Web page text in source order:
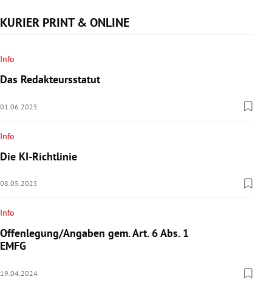
Untermenü
Untermenü
KURIER PRINT & ONLINE
Info
Das Redakteursstatut
01.06.2025
Info
Die KI-Richtlinie
08.05.2025
Info
Offenlegung/Angaben gem. Art. 6 Abs. 1
EMFG
19.04.2024